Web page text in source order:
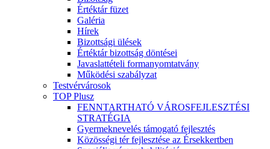
Értéktár füzet
Galéria
Hírek
Bizottsági ülések
Értéktár bizottság döntései
Javaslattételi formanyomtatvány
Működési szabályzat
Testvérvárosok
TOP Plusz
FENNTARTHATÓ VÁROSFEJLESZTÉSI
STRATÉGIA
Gyermeknevelés támogató fejlesztés
Közösségi tér fejlesztése az Érsekkertben